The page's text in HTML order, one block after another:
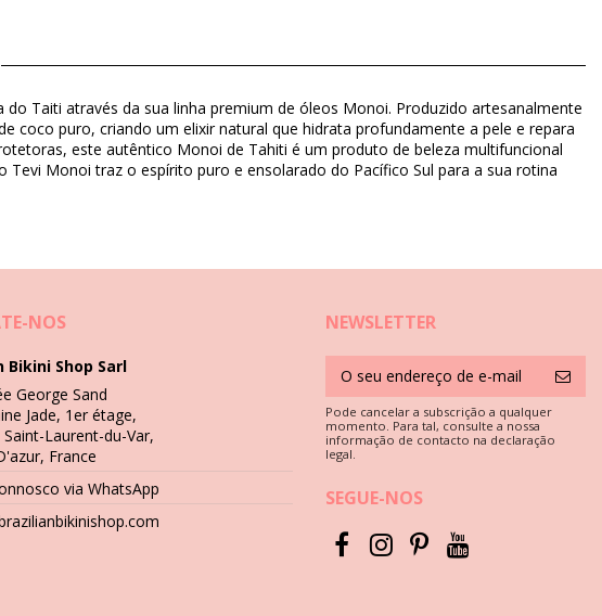
Taiti através da sua linha premium de óleos Monoi. Produzido artesanalmente
puro, criando um elixir natural que hidrata profundamente a pele e repara
este autêntico Monoi de Tahiti é um produto de beleza multifuncional
Monoi traz o espírito puro e ensolarado do Pacífico Sul para a sua rotina
NOS
Bikini Shop Sarl
George Sand
Jade, 1er étage,
Laurent-du-Var,
France
via WhatsApp
NEWSLETTER
Pode cancelar a subscrição a qualquer
momento. Para tal, consulte a nossa
informação de contacto na declaração
legal.
SEGUE-NOS